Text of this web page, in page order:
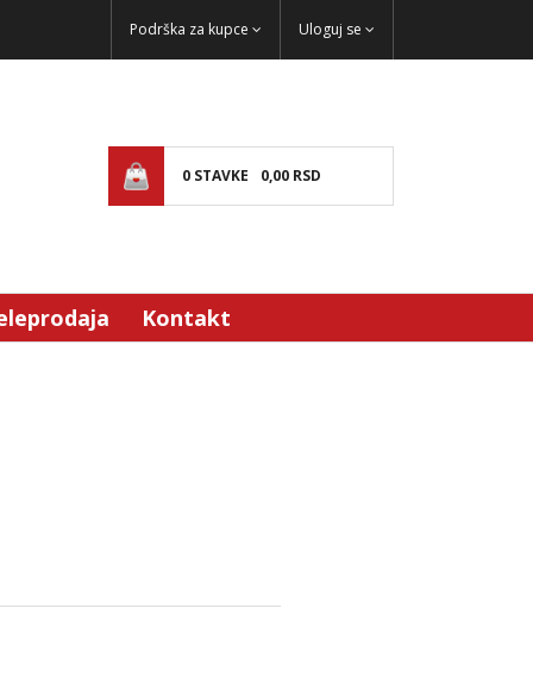
Podrška za kupce Uloguj se
0 STAVKE 0,00 RSD
Kontakt